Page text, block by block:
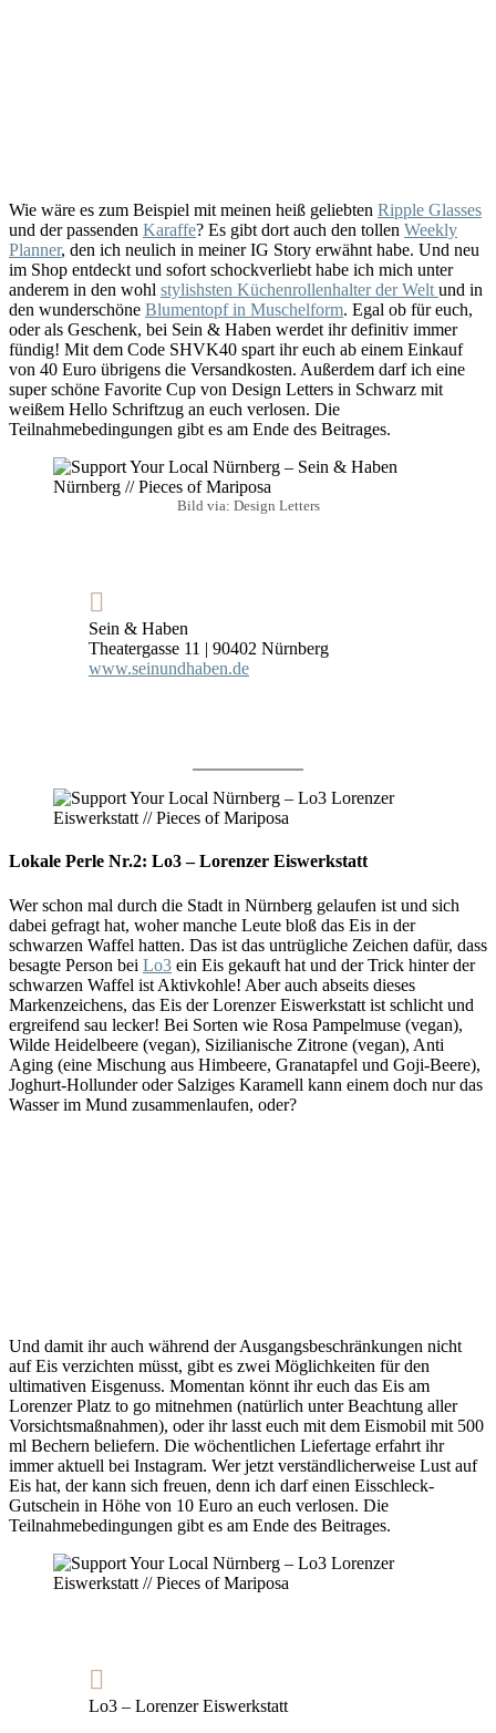
Wie wäre es zum Beispiel mit meinen heiß geliebten Ripple Glasses
und der passenden Karaffe? Es gibt dort auch den tollen Weekly
Planner, den ich neulich in meiner IG Story erwähnt habe. Und neu
im Shop entdeckt und sofort schockverliebt habe ich mich unter
anderem in den wohl stylishsten Küchenrollenhalter der Weltund in
den wunderschöne Blumentopf in Muschelform. Egal ob für euch,
oder als Geschenk, bei Sein & Haben werdet ihr definitiv immer
fündig! Mit dem Code SHVK40 spart ihr euch ab einem Einkauf
von 40 Euro übrigens die Versandkosten. Außerdem darf ich eine
super schöne Favorite Cup von Design Letters in Schwarz mit
weißem Hello Schriftzug an euch verlosen. Die
Teilnahmebedingungen gibt es am Ende des Beitrages.
Bild via: Design Letters
Sein & Haben
Theatergasse 11 | 90402 Nürnberg
www.seinundhaben.de
Lokale Perle Nr.2: Lo3 – Lorenzer Eiswerkstatt
Wer schon mal durch die Stadt in Nürnberg gelaufen ist und sich
dabei gefragt hat, woher manche Leute bloß das Eis in der
schwarzen Waffel hatten. Das ist das untrügliche Zeichen dafür, dass
besagte Person bei Lo3 ein Eis gekauft hat und der Trick hinter der
schwarzen Waffel ist Aktivkohle! Aber auch abseits dieses
Markenzeichens, das Eis der Lorenzer Eiswerkstatt ist schlicht und
ergreifend sau lecker! Bei Sorten wie Rosa Pampelmuse (vegan),
Wilde Heidelbeere (vegan), Sizilianische Zitrone (vegan), Anti
Aging (eine Mischung aus Himbeere, Granatapfel und Goji-Beere),
Joghurt-Hollunder oder Salziges Karamell kann einem doch nur das
Wasser im Mund zusammenlaufen, oder?
Und damit ihr auch während der Ausgangsbeschränkungen nicht
auf Eis verzichten müsst, gibt es zwei Möglichkeiten für den
ultimativen Eisgenuss. Momentan könnt ihr euch das Eis am
Lorenzer Platz to go mitnehmen (natürlich unter Beachtung aller
Vorsichtsmaßnahmen), oder ihr lasst euch mit dem Eismobil mit 500
ml Bechern beliefern. Die wöchentlichen Liefertage erfahrt ihr
immer aktuell bei Instagram. Wer jetzt verständlicherweise Lust auf
Eis hat, der kann sich freuen, denn ich darf einen Eisschleck-
Gutschein in Höhe von 10 Euro an euch verlosen. Die
Teilnahmebedingungen gibt es am Ende des Beitrages.
Lo3 – Lorenzer Eiswerkstatt